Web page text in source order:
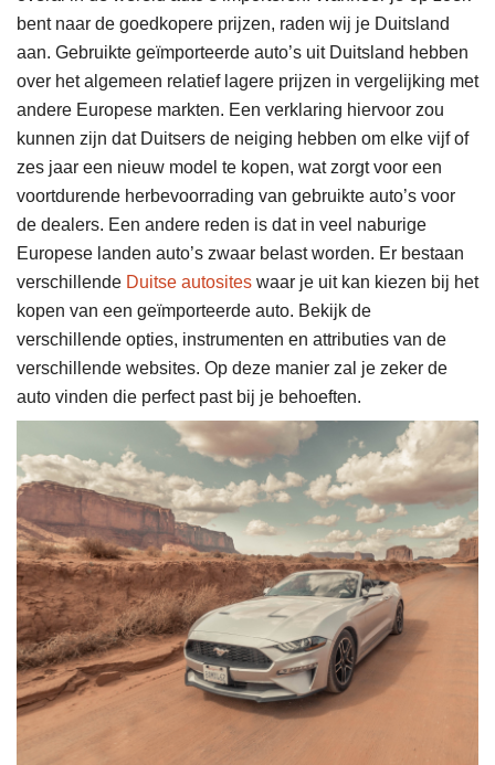
bent naar de goedkopere prijzen, raden wij je Duitsland
aan. Gebruikte geïmporteerde auto’s uit Duitsland hebben
over het algemeen relatief lagere prijzen in vergelijking met
andere Europese markten. Een verklaring hiervoor zou
kunnen zijn dat Duitsers de neiging hebben om elke vijf of
zes jaar een nieuw model te kopen, wat zorgt voor een
voortdurende herbevoorrading van gebruikte auto’s voor
de dealers. Een andere reden is dat in veel naburige
Europese landen auto’s zwaar belast worden. Er bestaan
verschillende Duitse autosites waar je uit kan kiezen bij het
kopen van een geïmporteerde auto. Bekijk de
verschillende opties, instrumenten en attributies van de
verschillende websites. Op deze manier zal je zeker de
auto vinden die perfect past bij je behoeften.